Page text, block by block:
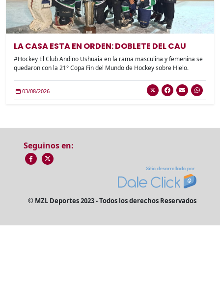
LA CASA ESTA EN ORDEN: DOBLETE DEL CAU
#Hockey El Club Andino Ushuaia en la rama masculina y femenina se
quedaron con la 21° Copa Fin del Mundo de Hockey sobre Hielo.
03/08/2026
Seguinos en:
© MZL Deportes 2023 - Todos los derechos Reservados